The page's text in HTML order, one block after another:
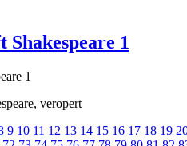
1
veropert
9 10 11 12 13 14 15 16 17 18 19